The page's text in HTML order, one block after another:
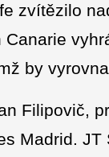
zvítězilo
by
Filipovič,
Madrid. JT